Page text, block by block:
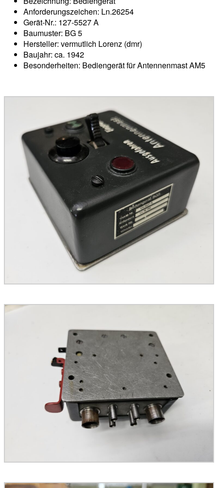
Anforderungszeichen: Ln.26254
Gerät-Nr.: 127-5527 A
Baumuster: BG 5
Hersteller: vermutlich Lorenz (dmr)
Baujahr: ca. 1942
Besonderheiten: Bediengerät für Antennenmast AM5